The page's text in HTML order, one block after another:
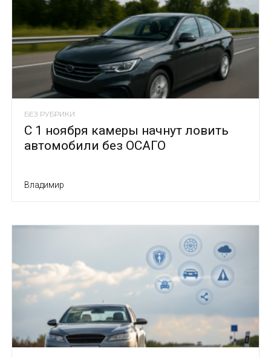
БЕЗ РУБРИКИ
С 1 ноября камеры начнут ловить
автомобили без ОСАГО
Владимир